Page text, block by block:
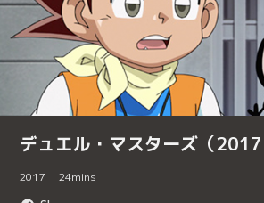
デュエル・マスターズ（
2017 24mins